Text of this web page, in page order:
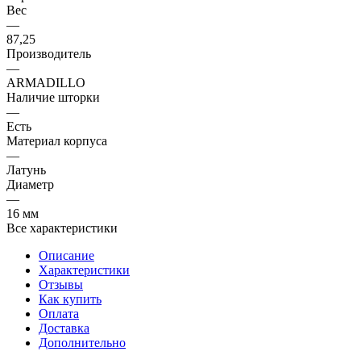
Вес
—
87,25
Производитель
—
ARMADILLO
Наличие шторки
—
Есть
Материал корпуса
—
Латунь
Диаметр
—
16 мм
Все характеристики
Описание
Характеристики
Отзывы
Как купить
Оплата
Доставка
Дополнительно